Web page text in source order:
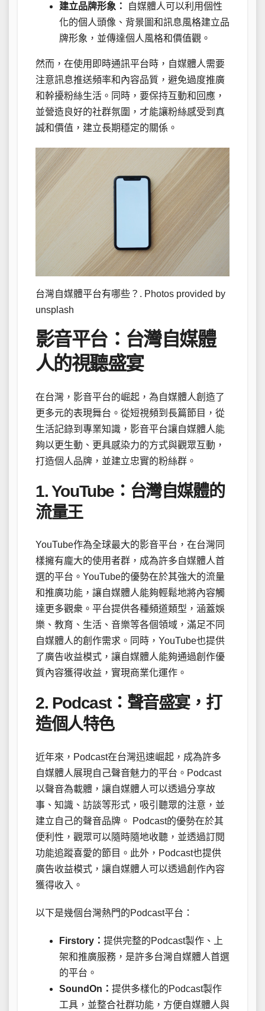
建立品牌形象：
自媒體人可以利用個性
化的個人頭像、背景圖和訊息風格建立品
牌形象，並傳達個人風格和價值觀。
然而，在使用即時通訊平台時，自媒體人需要
注意訊息推送頻率和內容品質，避免過度推廣
和幹擾粉絲生活。同時，要保持互動和回應，
並營造良好的社群氛圍，才能讓粉絲感受到真
誠和價值，建立長期穩定的關係。
台灣自媒體平台有哪些？. Photos provided by
unsplash
影音平台：台灣自媒體
人的視聽盛宴
在台灣，影音平台的崛起，為自媒體人創造了
更多元的表現舞台。從短視頻到長篇節目，從
生活記錄到專業知識，影音平台讓自媒體人能
夠以更生動、更具感染力的方式與觀眾互動，
打造個人品牌，並建立忠實的粉絲群。
1. YouTube：台灣自媒體的
流量王
YouTube作為全球最大的影音平台，在台灣同
樣擁有龐大的使用者群，成為許多自媒體人首
選的平台。YouTube的優勢在於其強大的流量
和推廣功能，讓自媒體人能夠輕鬆地將內容觸
達更多觀衆。平台提供各種頻道類型，涵蓋娛
樂、教育、生活、音樂等各個領域，滿足不同
自媒體人的創作需求。同時，YouTube也提供
了廣告收益模式，讓自媒體人能夠通過創作優
質內容獲得收益，實現商業化運作。
2. Podcast：聲音盛宴，打
造個人特色
近年來，Podcast在台灣迅速崛起，成為許多
自媒體人展現自己聲音魅力的平台。Podcast
以聲音為載體，讓自媒體人可以透過分享故
事、知識、訪談等形式，吸引聽眾的注意，並
建立自己的聲音品牌。 Podcast的優勢在於其
便利性，觀眾可以隨時隨地收聽，並透過訂閱
功能追蹤喜愛的節目。此外，Podcast也提供
廣告收益模式，讓自媒體人可以透過創作內容
獲得收入。
以下是幾個台灣熱門的Podcast平台：
Firstory： 提供完整的Podcast製作、上
架和推廣服務，是許多台灣自媒體人首選
的平台。
SoundOn： 提供多樣化的Podcast製作
工具，並整合社群功能，方便自媒體人與